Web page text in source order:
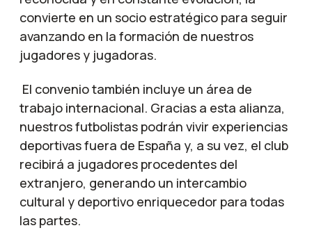
convierte en un socio estratégico para seguir
avanzando en la formación de nuestros
jugadores y jugadoras.
El convenio también incluye un área de
trabajo internacional. Gracias a esta alianza,
nuestros futbolistas podrán vivir experiencias
deportivas fuera de España y, a su vez, el club
recibirá a jugadores procedentes del
extranjero, generando un intercambio
cultural y deportivo enriquecedor para todas
las partes.